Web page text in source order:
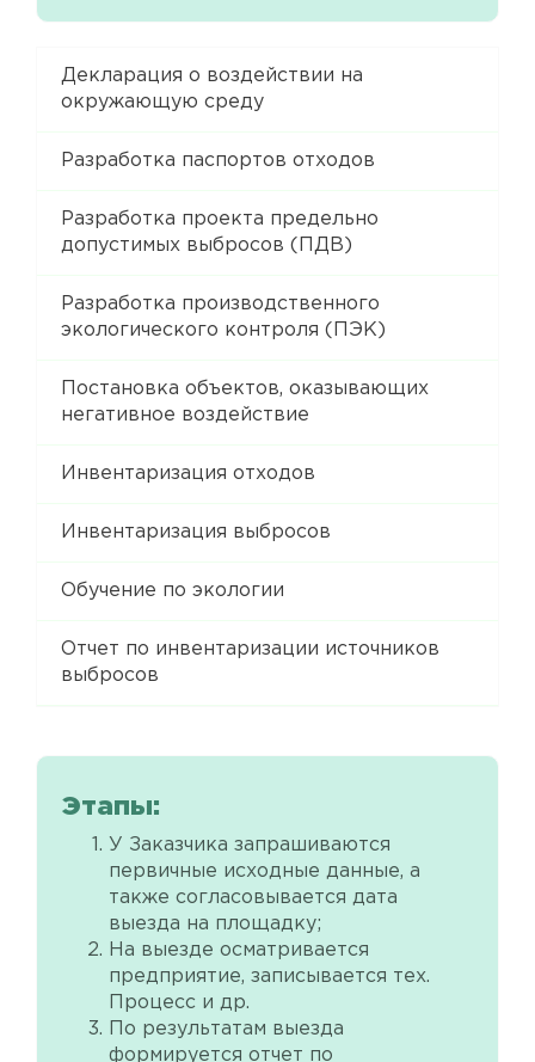
Декларация о воздействии на
окружающую среду
Разработка паспортов отходов
Разработка проекта предельно
допустимых выбросов (ПДВ)
Разработка производственного
экологического контроля (ПЭК)
Постановка объектов, оказывающих
негативное воздействие
Инвентаризация отходов
Инвентаризация выбросов
Обучение по экологии
Отчет по инвентаризации источников
выбросов
Этапы:
У Заказчика запрашиваются
первичные исходные данные, а
также согласовывается дата
выезда на площадку;
На выезде осматривается
предприятие, записывается тех.
Процесс и др.
По результатам выезда
формируется отчет по